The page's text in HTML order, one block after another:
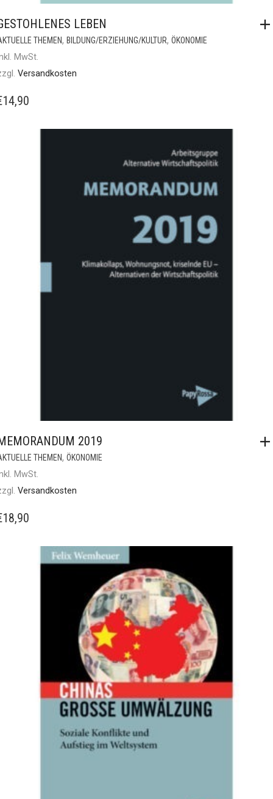
LEBEN
THEMEN, BILDUNG/ERZIEHUNG/KULTUR, ÖKONOMIE
MwSt.
Versandkosten
14,90
2019
THEMEN, ÖKONOMIE
MwSt.
Versandkosten
18,90